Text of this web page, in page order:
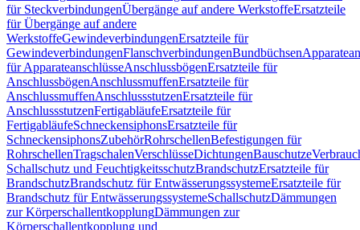
für SteckverbindungenÜbergänge auf andere WerkstoffeErsatzteile
für Übergänge auf andere
WerkstoffeGewindeverbindungenErsatzteile für
GewindeverbindungenFlanschverbindungenBundbüchsen
für ApparateanschlüsseAnschlussbögenErsatzteile für
AnschlussbögenAnschlussmuffenErsatzteile für
AnschlussmuffenAnschlussstutzenErsatzteile für
AnschlussstutzenFertigabläufeErsatzteile für
FertigabläufeSchneckensiphonsErsatzteile für
SchneckensiphonsZubehörRohrschellenBefestigungen für
RohrschellenTragschalenVerschlüsseDichtungenBauschutze
Schallschutz und FeuchtigkeitsschutzBrandschutzErsatzteile für
BrandschutzBrandschutz für EntwässerungssystemeErsatzteile für
Brandschutz für EntwässerungssystemeSchallschutzDämmungen
zur KörperschallentkopplungDämmungen zur
Körperschallentkopplung und